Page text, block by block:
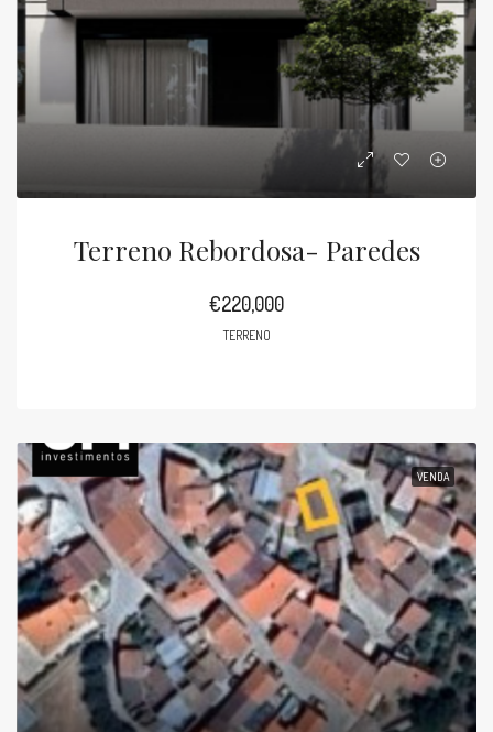
Terreno Rebordosa- Paredes
€220,000
TERRENO
VENDA